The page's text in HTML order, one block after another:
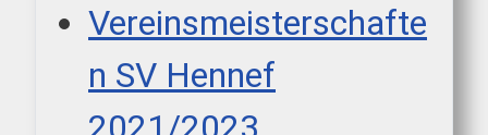
Vereinsmeisterschafte
n SV Hennef